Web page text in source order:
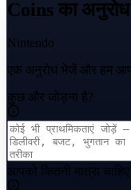
Coins का
Nintendo
एक अनुरोध भेजें और हम
कुछ और जोड़ना है?
आपको कितनी मात्रा